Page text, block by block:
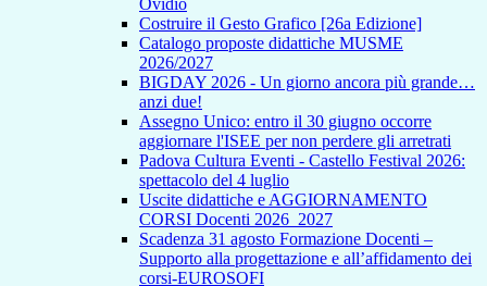
Ovidio
Costruire il Gesto Grafico [26a Edizione]
Catalogo proposte didattiche MUSME
2026/2027
BIGDAY 2026 - Un giorno ancora più grande…
anzi due!
Assegno Unico: entro il 30 giugno occorre
aggiornare l'ISEE per non perdere gli arretrati
Padova Cultura Eventi - Castello Festival 2026:
spettacolo del 4 luglio
Uscite didattiche e AGGIORNAMENTO
CORSI Docenti 2026_2027
Scadenza 31 agosto Formazione Docenti –
Supporto alla progettazione e all’affidamento dei
corsi-EUROSOFI